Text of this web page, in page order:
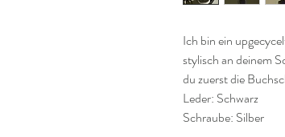
Ich bin ein
stylisch an deinem
du zuerst die
Leder: Schwarz
Schraube: Silber